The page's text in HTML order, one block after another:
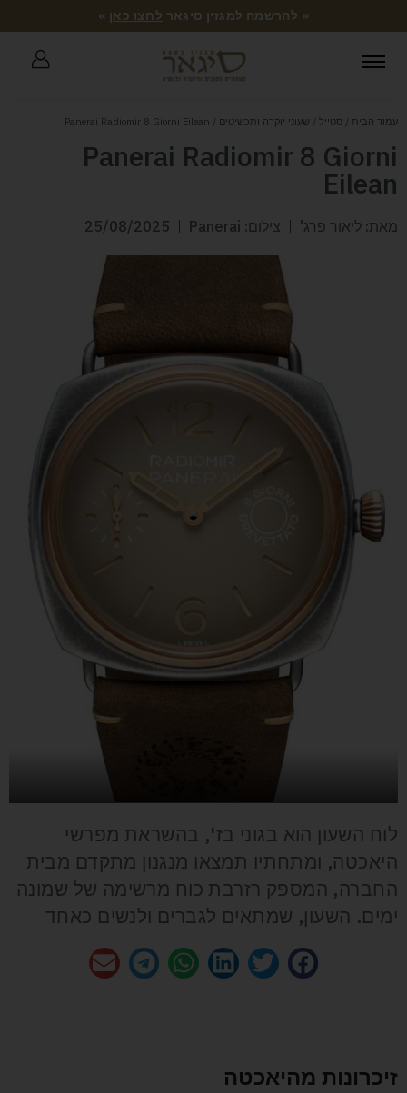
« להרשמה למגזין סיגאר לחצו כאן »
עמוד הבית / סטייל / שעוני יוקרה ותכשיטים / Panerai Radiomir 8 Giorni Eilean
Panerai Radiomir 8 Giorni
Eilean
מאת: ליאור פרג' צילום: Panerai 25/08/2025
לוח השעון הוא בגוני בז', בהשראת מפרשי
היאכטה, ומתחתיו תמצאו מנגנון מתקדם מבית
החברה, המספק רזרבת כוח מרשימה של שמונה
ימים. השעון, שמתאים לגברים ולנשים כאחד
זיכרונות מהיאכטה